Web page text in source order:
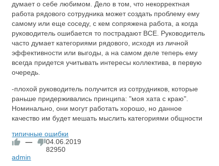
думает о себе любимом. Дело в том, что некорректная
работа рядового сотрудника может создать проблему ему
самому или еще соседу, с кем сопряжена работа, а когда
руководитель ошибается то пострадают ВСЕ. Руководитель
часто думает категориями рядового, исходя из личной
эффективности или выгоды, а на самом деле теперь ему
всегда придется учитывать интересы коллектива, в первую
очередь.
-плохой руководитель получится из сотрудников, которые
раньше придерживались принципа: "моя хата с краю".
Номинально, они могут работать хорошо, но данное
качество им будет мешать мыслить категориями общности
типичные ошибки
—
04.06.2019
82950
admin